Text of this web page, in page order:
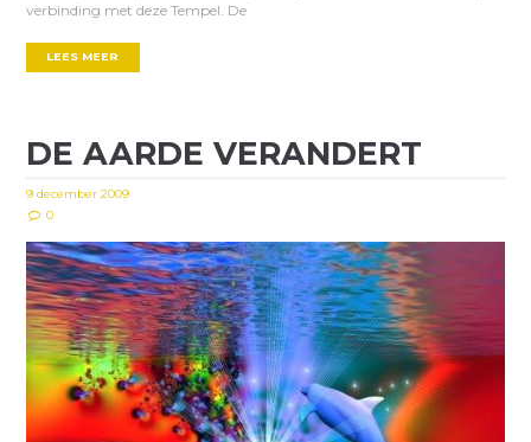
verbinding met deze Tempel. De
LEES MEER
DE AARDE VERANDERT
9 december 2009
0